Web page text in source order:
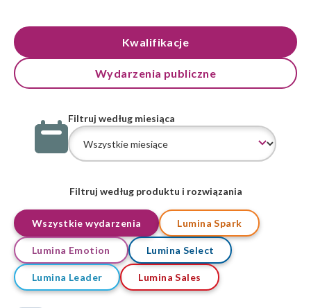
Kwalifikacje
Wydarzenia publiczne
Filtruj według miesiąca
Filtruj według produktu i rozwiązania
Wszystkie wydarzenia Lumina Spark
Lumina Emotion Lumina Select
Lumina Leader Lumina Sales